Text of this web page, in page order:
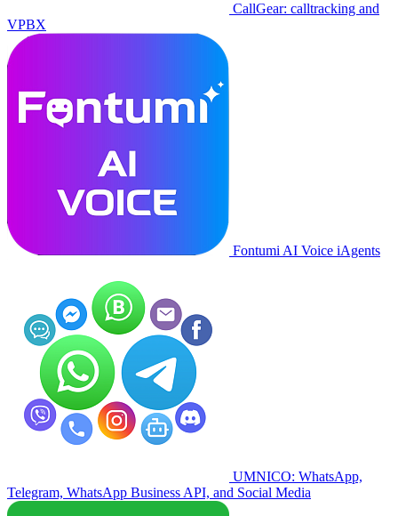
CallGear: calltracking and
VPBX
Fontumi AI Voice iAgents
UMNICO: WhatsApp,
Telegram, WhatsApp Business API, and Social Media